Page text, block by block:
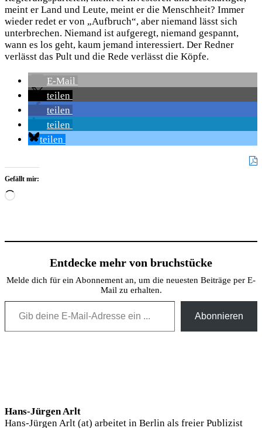
meint er Land und Leute, meint er die Menschheit? Immer
wieder redet er von „Aufbruch“, aber niemand lässt sich
unterbrechen. Niemand ist aufgeregt, niemand gespannt,
wann es los geht, kaum jemand interessiert. Der Redner
verlässt das Pult und die Rede verlässt die Köpfe.
E-Mail
teilen
teilen
teilen
teilen
Gefällt mir:
Wird
Entdecke mehr von bruchstücke
Melde dich für ein Abonnement an, um die neuesten Beiträge per E-
Mail zu erhalten.
Gib deine E-Mail-Adresse ein ...
Abonnieren
Hans-Jürgen Arlt
Hans-Jürgen Arlt (at) arbeitet in Berlin als freier Publizist